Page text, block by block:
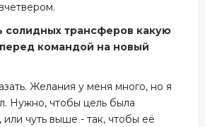
солидных трансферов какую
перед командой на новый
Желания у меня много, но я
Нужно, чтобы цель была
или чуть выше - так, чтобы её